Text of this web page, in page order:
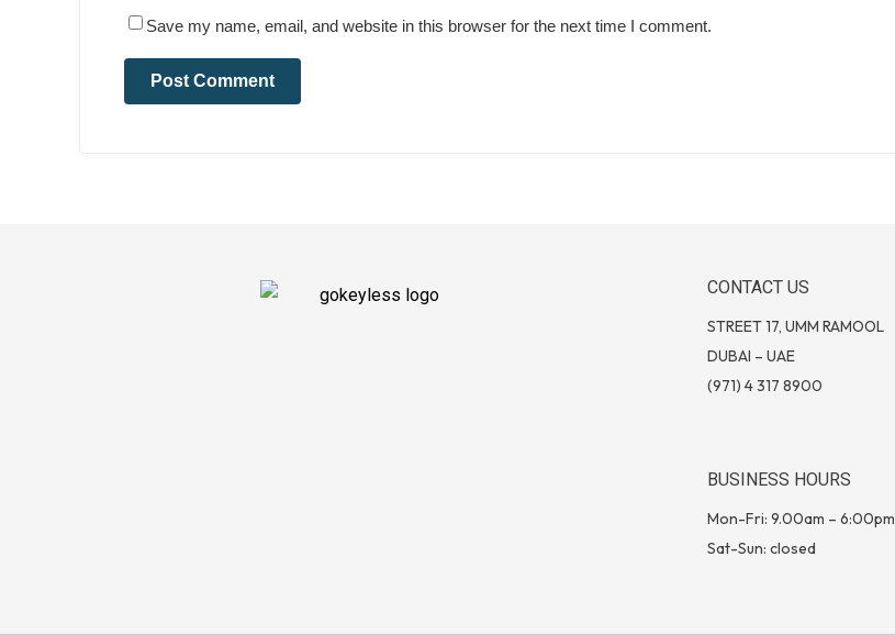
Save my name, email, and website in this browser for the next time I comment.
CONTACT US
STREET 17, UMM RAMOOL
DUBAI – UAE
(971) 4 317 8900
BUSINESS HOURS
Mon-Fri: 9.00am – 6:00pm
Sat-Sun: closed